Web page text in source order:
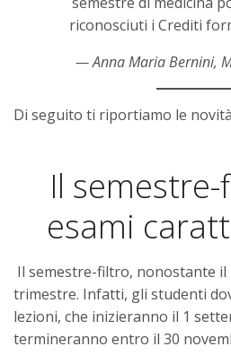
riconosciuti i Crediti
— Anna Maria Bernini,
Di seguito ti riportiamo le
Il
esami
Il semestre-filtro, nonostante il
trimestre. Infatti, gli studenti
lezioni, che inizieranno il 1
termineranno entro il 30